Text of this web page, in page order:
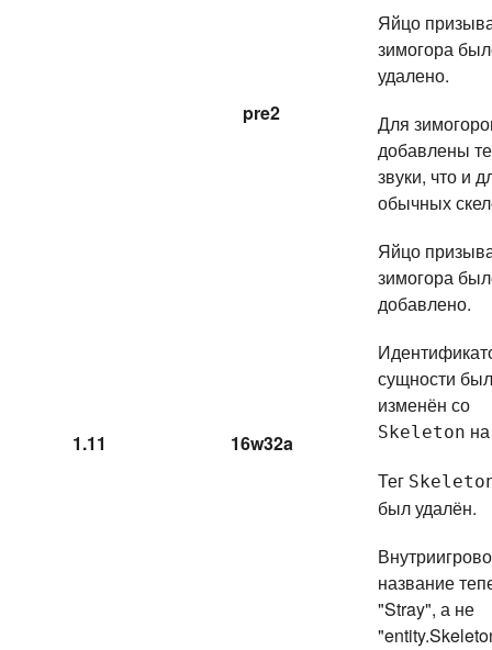
pre2
Яйцо
зимогора
удалено.
Для
добавлены
звуки, что и
обычных
1.11 16w32a
Яйцо
зимогора
добавлено.
сущности был
изменён со
Skeleton
Тег
был удалён.
название
"Stray", а не